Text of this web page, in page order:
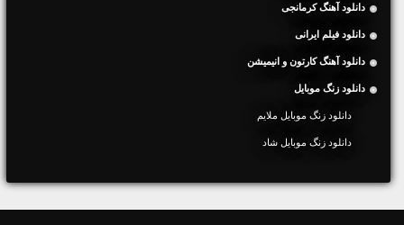
دانلود آهنگ کرمانجی
دانلود فیلم ایرانی
دانلود آهنگ کارتون و انیمیشن
دانلود زنگ موبایل
دانلود زنگ موبایل ملایم
دانلود زنگ موبایل شاد